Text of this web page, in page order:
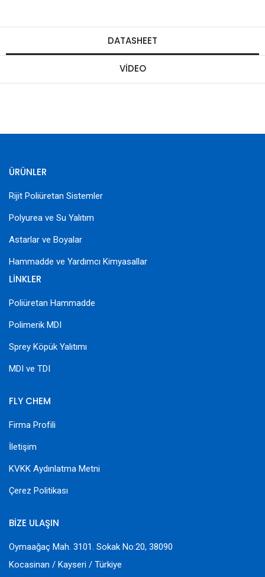
DATASHEET
VIDEO
ÜRÜNLER
Rijit Poliüretan Sistemler
Polyurea ve Su Yalıtım
Astarlar ve Boyalar
Hammadde ve Yardımcı Kimyasallar
LİNKLER
Poliüretan Hammadde
Polimerik MDI
Sprey Köpük Yalıtımı
MDI ve TDI
FLY CHEM
Firma Profili
İletişim
KVKK Aydınlatma Metni
Çerez Politikası
BİZE ULAŞIN
Oymaağaç Mah. 3101. Sokak No:20, 38090
Kocasinan / Kayseri / Türkiye